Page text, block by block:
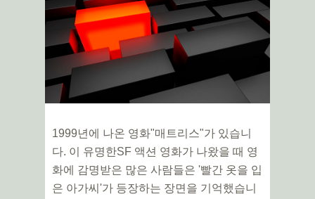
1999년에 나온 영화"매트리스"가 있습니
다. 이 유명한SF 액션 영화가 나왔을 때 영
화에 감명받은 많은 사람들은 '빨간 옷을 입
은 아가씨'가 등장하는 장면을 기억했습니